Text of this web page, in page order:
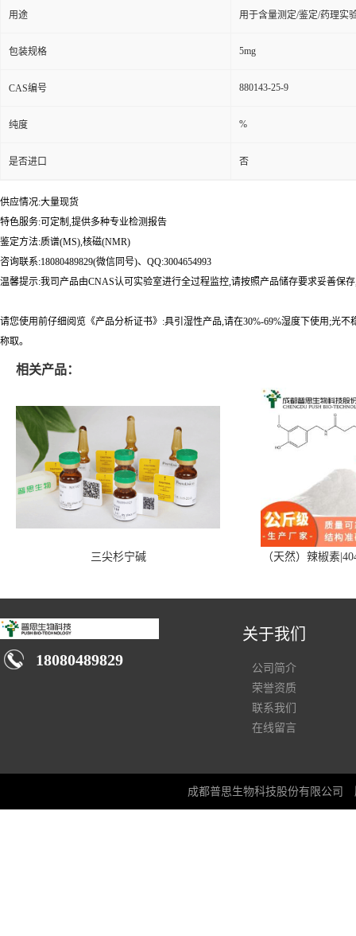
用途 用于含量测定/鉴定/药理实
包装规格 5mg
CAS编号 880143-25-9
纯度 %
是否进口 否
供应情况:大量现货
特色服务:可定制,提供多种专业检测报告
鉴定方法:质谱(MS),核磁(NMR)
咨询联系:18080489829(微信同号)、QQ:3004654993
温馨提示:我司产品由CNAS认可实验室进行全过程监控,请按照产品储存要求妥善保
请您使用前仔细阅览《产品分析证书》:具引湿性产品,请在30%-69%湿度下使用;光
称取。
相关产品：
三尖杉宁碱 （天然）辣椒素
18080489829
关于我们
公司简介
荣誉资质
联系我们
在线留言
成都普思生物科技股份有限公司